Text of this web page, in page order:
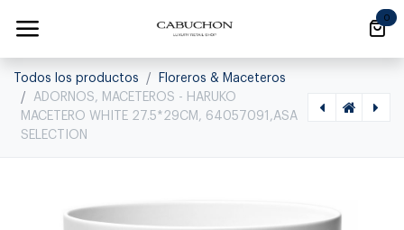
0
Todos los productos
Floreros & Maceteros
ADORNOS, MACETEROS - HARUKO
MACETERO WHITE 27.5*29CM, 64057091,ASA
SELECTION